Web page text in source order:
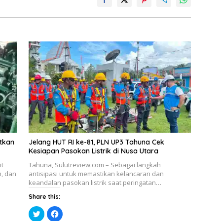
dan
Jelang HUT RI ke-81, PLN UP3 Tahuna Cek
Kesiapan Pasokan Listrik di Nusa Utara
Tahuna, Sulutreview.com – Sebagai langkah
antisipasi untuk memastikan kelancaran dan
keandalan pasokan listrik saat peringatan…
Share this:
K
l
K
l